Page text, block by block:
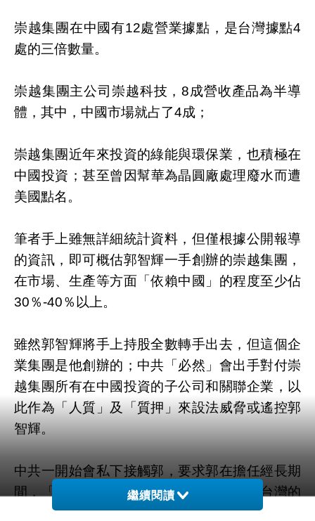
崇越集團在中國有12處營業據點，是台灣據點4
處的三倍數量。
崇越集團主公司崇越科技，8成營收產品為半導
體，其中，中國市場就占了4成；
崇越集團近年來投資的綠能與環保業，也積極在
中國投資；甚至曾因幫華為晶圓廠處理廢水而遭
美國點名。
筆者手上雖無詳細統計資料，但僅根據公開報導
的資訊，即可概估郭智輝一手創辦的崇越集團，
在市場、生產等方面「依賴中國」的程度至少佔
30％-40％以上。
雖然郭智輝將手上持股全數轉手出去，但這個企
業集團是他創辦的；中共「必然」會出手對付崇
越集團所有在中國投資的子公司和關聯企業，以
此作為「人質」及「質押」來設法威脅或遙控郭
智輝。
中共一開始會私下接觸郭，要求郭在擔任經長期
間，「暗中配合」中共，推行有利於併吞台灣的
政策（例如在投審會對特定企業赴中國投資的審
繼續閱讀